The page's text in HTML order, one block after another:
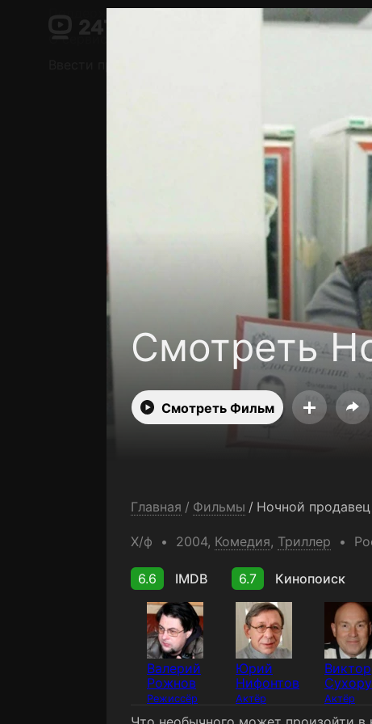
Смотреть
Смотреть Фильм
Главная / Фильмы / Ночной продавец
Х/ф 2004, Комедия, Триллер
6.6 IMDB 6.7 Кинопоиск
Валерий
Рожнов
Режиссёр
Юрий
Нифонтов
Актёр
Виктор
Актёр
Поддержка:support@24h.tv